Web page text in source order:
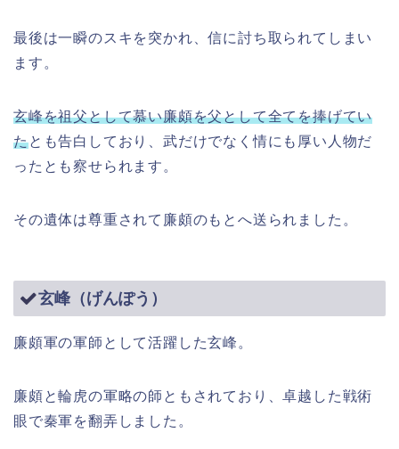
最後は一瞬のスキを突かれ、信に討ち取られてしまい
ます。
玄峰を祖父として慕い廉頗を父として全てを捧げてい
たとも告白しており、武だけでなく情にも厚い人物だ
ったとも察せられます。
その遺体は尊重されて廉頗のもとへ送られました。
玄峰（げんぽう）
廉頗軍の軍師として活躍した玄峰。
廉頗と輪虎の軍略の師ともされており、卓越した戦術
眼で秦軍を翻弄しました。